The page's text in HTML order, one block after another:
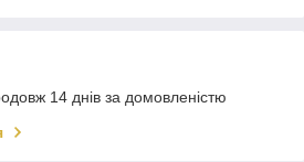
14 днів за домовленістю